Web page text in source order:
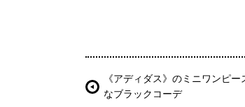
《アディダス》のミニワンピ
なブラックコーデ